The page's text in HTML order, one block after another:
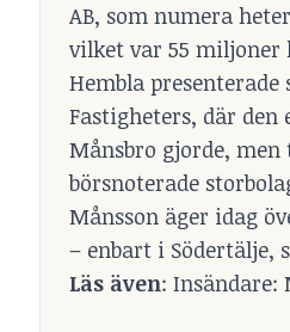
AB, som numera
vilket var 55 miljoner
Hembla
Fastigheters, där
Månsbro gjorde,
börsnoterade
Månsson äger idag
– enbart i Södertälje,
Läs även: Insändare: